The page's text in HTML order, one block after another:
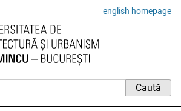
english homepage